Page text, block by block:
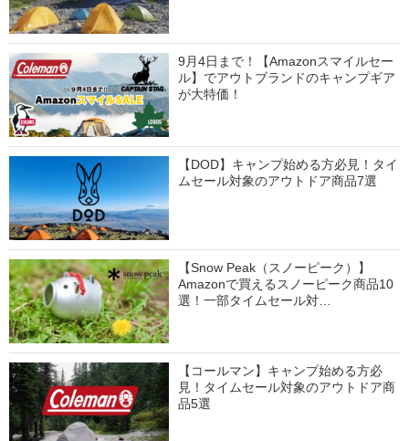
9月4日まで！【Amazonスマイルセー
ル】でアウトブランドのキャンプギア
が大特価！
【DOD】キャンプ始める方必見！タイ
ムセール対象のアウトドア商品7選
【Snow Peak（スノーピーク）】
Amazonで買えるスノーピーク商品10
選！一部タイムセール対…
【コールマン】キャンプ始める方必
見！タイムセール対象のアウトドア商
品5選